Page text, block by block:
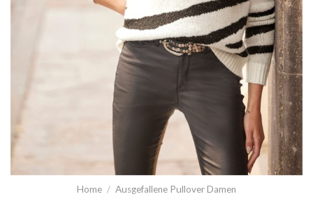
Home / Ausgefallene Pullover Damen